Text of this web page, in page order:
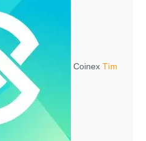
Coinex Tìm